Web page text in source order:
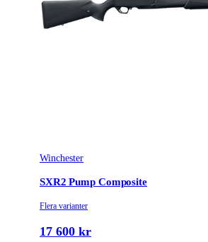
Winchester
SXR2 Pump Composite
Flera varianter
17 600 kr